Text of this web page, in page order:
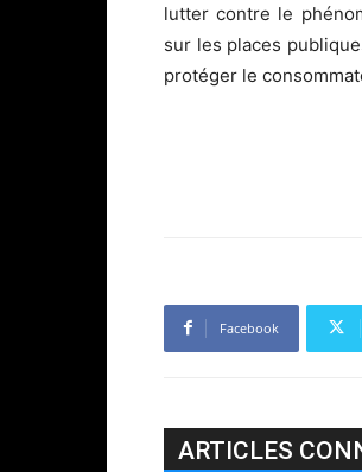
lutter contre le
sur les places
protéger le
Facebook
ARTICLES